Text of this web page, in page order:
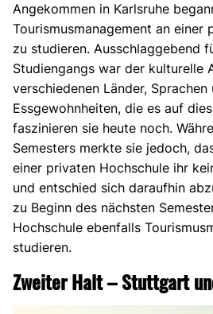
Angekommen in Karlsruhe
Tourismusmanagement an einer
zu studieren. Ausschlaggebend
Studiengangs war der kulturelle
verschiedenen Länder, Sprachen
Essgewohnheiten, die es auf
faszinieren sie heute noch.
Semesters merkte sie jedoch,
einer privaten Hochschule ihr
und entschied sich daraufhin
zu Beginn des nächsten
Hochschule ebenfalls
studieren.
Zweiter Halt – Stuttgart